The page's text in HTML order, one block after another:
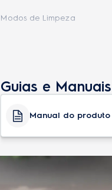
Modos de Limpeza
Pincel para Limpeza
Base de Carregamento
Capacidade do
Cor
Guias e Manuais
Manual do produto